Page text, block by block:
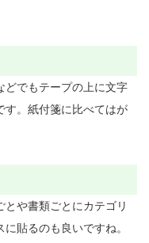
どでもテープの上に文字
す。紙付箋に比べてはが
や書類ごとにカテゴリ
貼るのも良いですね。